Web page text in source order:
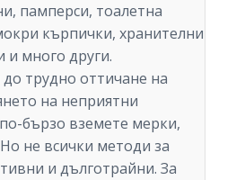
памперси, тоалетна
кърпички, хранителни
много други.
трудно оттичане на
на неприятни
бързо вземете мерки,
не всички методи за
и дълготрайни. За